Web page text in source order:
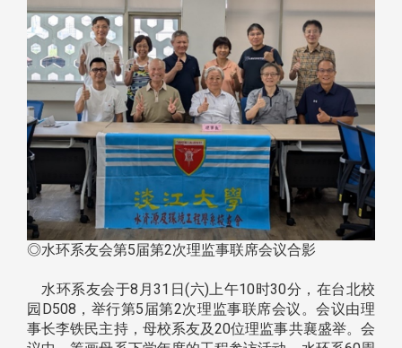
◎水环系友会第5届第2次理监事联席会议合影
水环系友会于8月31日(六)上午10时30分，在台北校
园D508，举行第5届第2次理监事联席会议。会议由理
事长李铁民主持，母校系友及20位理监事共襄盛举。会